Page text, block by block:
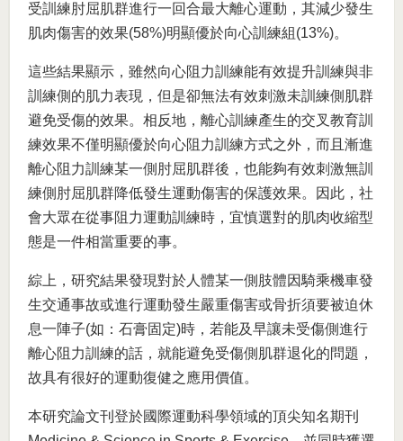
受訓練肘屈肌群進行一回合最大離心運動，其減少發生
肌肉傷害的效果(58%)明顯優於向心訓練組(13%)。
這些結果顯示，雖然向心阻力訓練能有效提升訓練與非
訓練側的肌力表現，但是卻無法有效刺激未訓練側肌群
避免受傷的效果。相反地，離心訓練產生的交叉教育訓
練效果不僅明顯優於向心阻力訓練方式之外，而且漸進
離心阻力訓練某一側肘屈肌群後，也能夠有效刺激無訓
練側肘屈肌群降低發生運動傷害的保護效果。因此，社
會大眾在從事阻力運動訓練時，宜慎選對的肌肉收縮型
態是一件相當重要的事。
綜上，研究結果發現對於人體某一側肢體因騎乘機車發
生交通事故或進行運動發生嚴重傷害或骨折須要被迫休
息一陣子(如：石膏固定)時，若能及早讓未受傷側進行
離心阻力訓練的話，就能避免受傷側肌群退化的問題，
故具有很好的運動復健之應用價值。
本研究論文刊登於國際運動科學領域的頂尖知名期刊